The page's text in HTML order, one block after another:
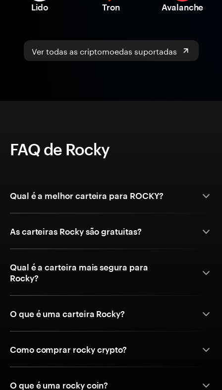
Lido Tron Avalanche
Ver todas as criptomoedas suportadas
FAQ de Rocky
Qual é a melhor carteira para ROCKY?
As carteiras Rocky são gratuitas?
Qual é a carteira mais segura para
Rocky?
O que é uma carteira Rocky?
Como comprar rocky crypto?
O que é uma rocky coin?